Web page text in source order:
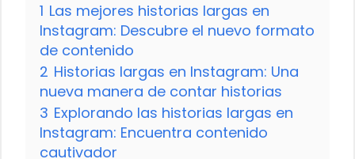
1 Las mejores historias largas en
Instagram: Descubre el nuevo formato
de contenido
2 Historias largas en Instagram: Una
nueva manera de contar historias
3 Explorando las historias largas en
Instagram: Encuentra contenido
cautivador